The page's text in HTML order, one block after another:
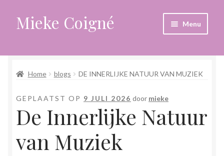
Ga
door
navigatie
Ga
naar
inhoud
Mieke Coigné Menu
Afrekenen
Algemene voorwaarden
Anders leven in een sterk veranderende tijd
Home blogs DE INNERLIJKE NATUUR VAN MUZIEK
GEPLAATST OP 9 JULI 2026 door mieke
De Innerlijke Natuur
van Muziek